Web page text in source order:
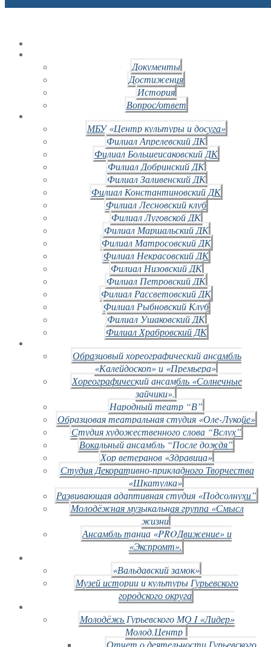
Документы
Достижения
История
Вопрос/ответ
МБУ «Центр культуры и досуга»
Филиал Апрелевский ДК
Филиал Большеисаковский ДК
Филиал Добринский ДК
Филиал Заливенский ДК
Филиал Константиновский ДК
Филиал Лесновский клуб
Филиал Луговской ДК
Филиал Маршальский ДК
Филиал Матросовский ДК
Филиал Некрасовский ДК
Филиал Низовский ДК
Филиал Петровский ДК
Филиал Рассветовский ДК
Филиал Рыбновский Клуб
Филиал Ушаковский ДК
Филиал Храбровский ДК
Образцовый хореографический ансамбль
«Калейдоскоп» и «Премьера»
Хореографический ансамбль «Солнечные
зайчики».
Народный театр “В”
Образцовая театральная студия «Оле-Лукойе»
Студия художественного слова “Вслух”
Вокальный ансамбль “После дождя”
Хор ветеранов «Здравица»
Студия Декоративно-прикладного Творчества
«Шкатулка»
Развивающая адаптивная студия «Подсолнухи”
Молодёжная музыкальная группа «Смысл
жизни
Ансамбль танца «PROДвижение» и
«Экспромт».
«Вальдавский замок»
Музей истории и культуры Гурьевского
городского округа
Молодёжь Гурьевского МО I «Лидер»
Молод.Центр
Отчет о деятельности Гурьевского